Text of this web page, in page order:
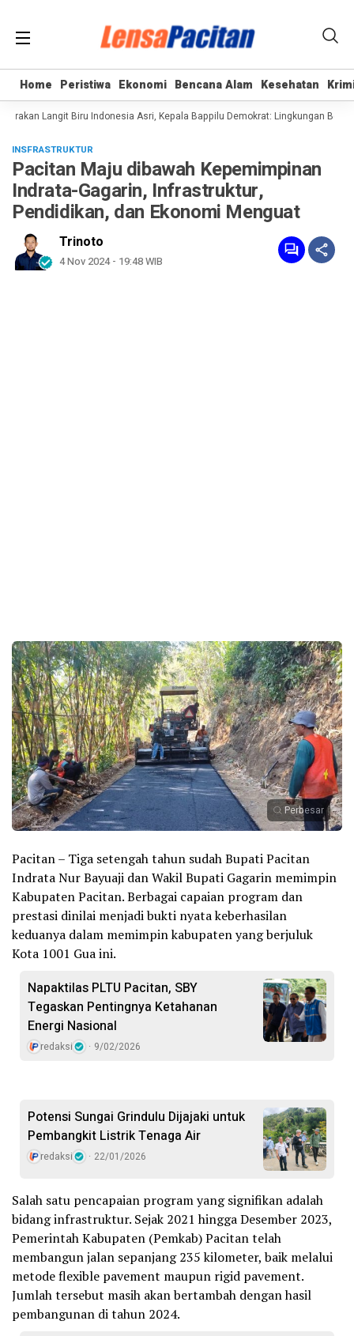
Home Peristiwa Ekonomi Bencana Alam Kesehatan
Home Peristiwa Ekonomi Bencana Alam Kesehatan
Langit Biru Indonesia Asri, Kepala Bappilu Demokrat: Lingkungan Bersih
INSFRASTRUKTUR
Pacitan Maju dibawah Kepemimpinan
Indrata-Gagarin, Infrastruktur,
Pendidikan, dan Ekonomi Menguat
Trinoto
4 Nov 2024 - 19:48 WIB
Perbesar
Pacitan – Tiga setengah tahun sudah Bupati Pacitan
Indrata Nur Bayuaji dan Wakil Bupati Gagarin memimpin
Kabupaten Pacitan. Berbagai capaian program dan
prestasi dinilai menjadi bukti nyata keberhasilan
keduanya dalam memimpin kabupaten yang berjuluk
Kota 1001 Gua ini.
Napaktilas PLTU Pacitan, SBY
Tegaskan Pentingnya Ketahanan
Energi Nasional
redaksi 9/02/2026
Potensi Sungai Grindulu Dijajaki untuk
Pembangkit Listrik Tenaga Air
redaksi 22/01/2026
Salah satu pencapaian program yang signifikan adalah
bidang infrastruktur. Sejak 2021 hingga Desember 2023,
Pemerintah Kabupaten (Pemkab) Pacitan telah
membangun jalan sepanjang 235 kilometer, baik melalui
metode flexible pavement maupun rigid pavement.
Jumlah tersebut masih akan bertambah dengan hasil
pembangunan di tahun 2024.